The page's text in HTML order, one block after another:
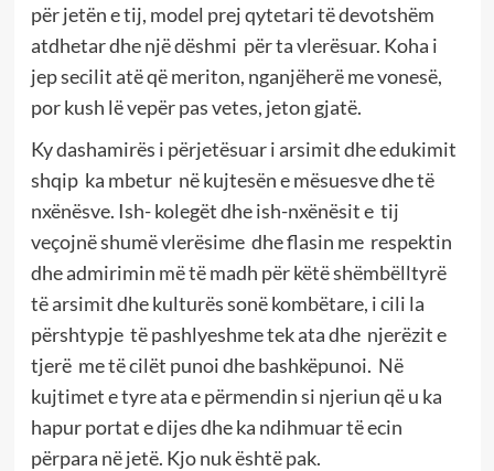
për jetën e tij, model prej qytetari të devotshëm
atdhetar dhe një dëshmi për ta vlerësuar. Koha i
jep secilit atë që meriton, nganjëherë me vonesë,
por kush lë vepër pas vetes, jeton gjatë.
Ky dashamirës i përjetësuar i arsimit dhe edukimit
shqip ka mbetur në kujtesën e mësuesve dhe të
nxënësve. Ish- kolegët dhe ish-nxënësit e tij
veçojnë shumë vlerësime dhe flasin me respektin
dhe admirimin më të madh për këtë shëmbëlltyrë
të arsimit dhe kulturës sonë kombëtare, i cili la
përshtypje të pashlyeshme tek ata dhe njerëzit e
tjerë me të cilët punoi dhe bashkëpunoi. Në
kujtimet e tyre ata e përmendin si njeriun që u ka
hapur portat e dijes dhe ka ndihmuar të ecin
përpara në jetë. Kjo nuk është pak.